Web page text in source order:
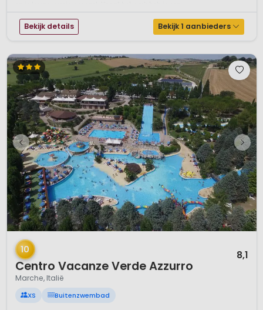
Bekijk details Bekijk 1 aanbieders
1 / 12
10
Centro Vacanze Verde Azzurro
8,1
Marche, Italië
XS Buitenzwembad